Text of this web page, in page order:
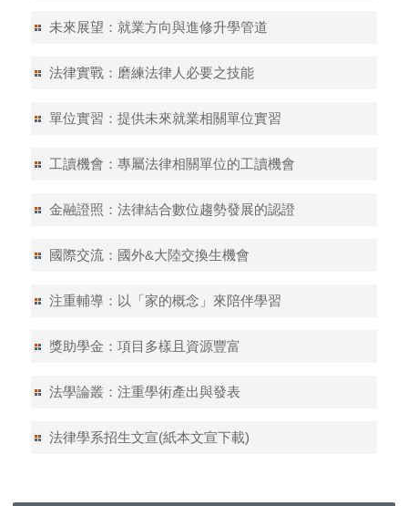
未來展望：就業方向與進修升學管道
法律實戰：磨練法律人必要之技能
單位實習：提供未來就業相關單位實習
工讀機會：專屬法律相關單位的工讀機會
金融證照：法律結合數位趨勢發展的認證
國際交流：國外&大陸交換生機會
注重輔導：以「家的概念」來陪伴學習
獎助學金：項目多樣且資源豐富
法學論叢：注重學術產出與發表
法律學系招生文宣(紙本文宣下載)